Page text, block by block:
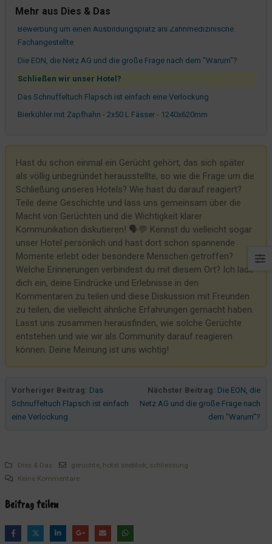
Mehr aus Dies & Das
Exemplar zu sein
Bewerbung um einen Ausbildungsplatz als Zahnmedizinische
Fachangestellte
Die EON, die Netz AG und die große Frage nach dem "Warum"?
Schließen wir unser Hotel?
Das Schnuffeltuch Flapsch ist einfach eine Verlockung
Bierkühler mit Zapfhahn - 2x50 L Fässer - 1240x620mm
Und sie pissten... und pissten... und pissten...
In Deutschland wird nur die EC Karte akzeptiert
Pisst bitte woanders!
Unser "Restaurant"
Hotel Seeblick führt in die Irre
Die EON ist schon ein sehr komischer Verein
Die Lappen
Oeversee - "Teermafia" - gerne teilen!
Wo kein Bratenfett ist, riecht es nach Bratenfett
Gäste der LGBTQ+ Community sind natürlich herzlich willkommen
Ein großes Dankeschön
Nutzerorientiert mit einem Hauch überflüssigem Schnickschnack
Wo sind die Kugelschreiber?
Unsere Erfahrung mit Verpflegungsautomaten mieten - Lavazza
Ronja und Nele und Hein und Piet
Der Spieltrieb unserer Gäste
Hast du schon einmal ein Gerücht gehört, das sich später
als völlig unbegründet herausstellte, so wie die Frage um die
Schließung unseres Hotels? Wie hast du darauf reagiert?
Teile deine Geschichte und lass uns gemeinsam über die
Macht von Gerüchten und die Wichtigkeit klarer
Kommunikation diskutieren! 🗣️💬 Kennst du vielleicht sogar
unser Hotel persönlich und hast dort schon spannende
Momente erlebt oder besondere Menschen getroffen?
Welche Erinnerungen verbindest du mit diesem Ort? Ich lade
dich ein, deine Eindrücke und Erlebnisse in den
Kommentaren zu teilen und diese Diskussion mit Freunden
zu teilen, die vielleicht ähnliche Erfahrungen gemacht haben.
Lasst uns zusammen herausfinden, wie solche Gerüchte
entstehen und wie wir als Community darauf reagieren
können. Deine Meinung ist uns wichtig!
Vorheriger Beitrag: Das
Schnuffeltuch Flapsch ist einfach
eine Verlockung
Nächster Beitrag: Die EON, die
Netz AG und die große Frage nach
dem "Warum"?
Dies & Das gerüchte, hotel seeblick, schliessung
Keine Kommentare
Beitrag teilen